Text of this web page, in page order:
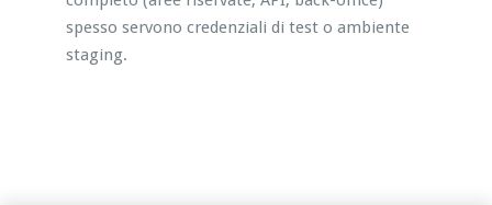
spesso servono credenziali di test o ambiente
staging.